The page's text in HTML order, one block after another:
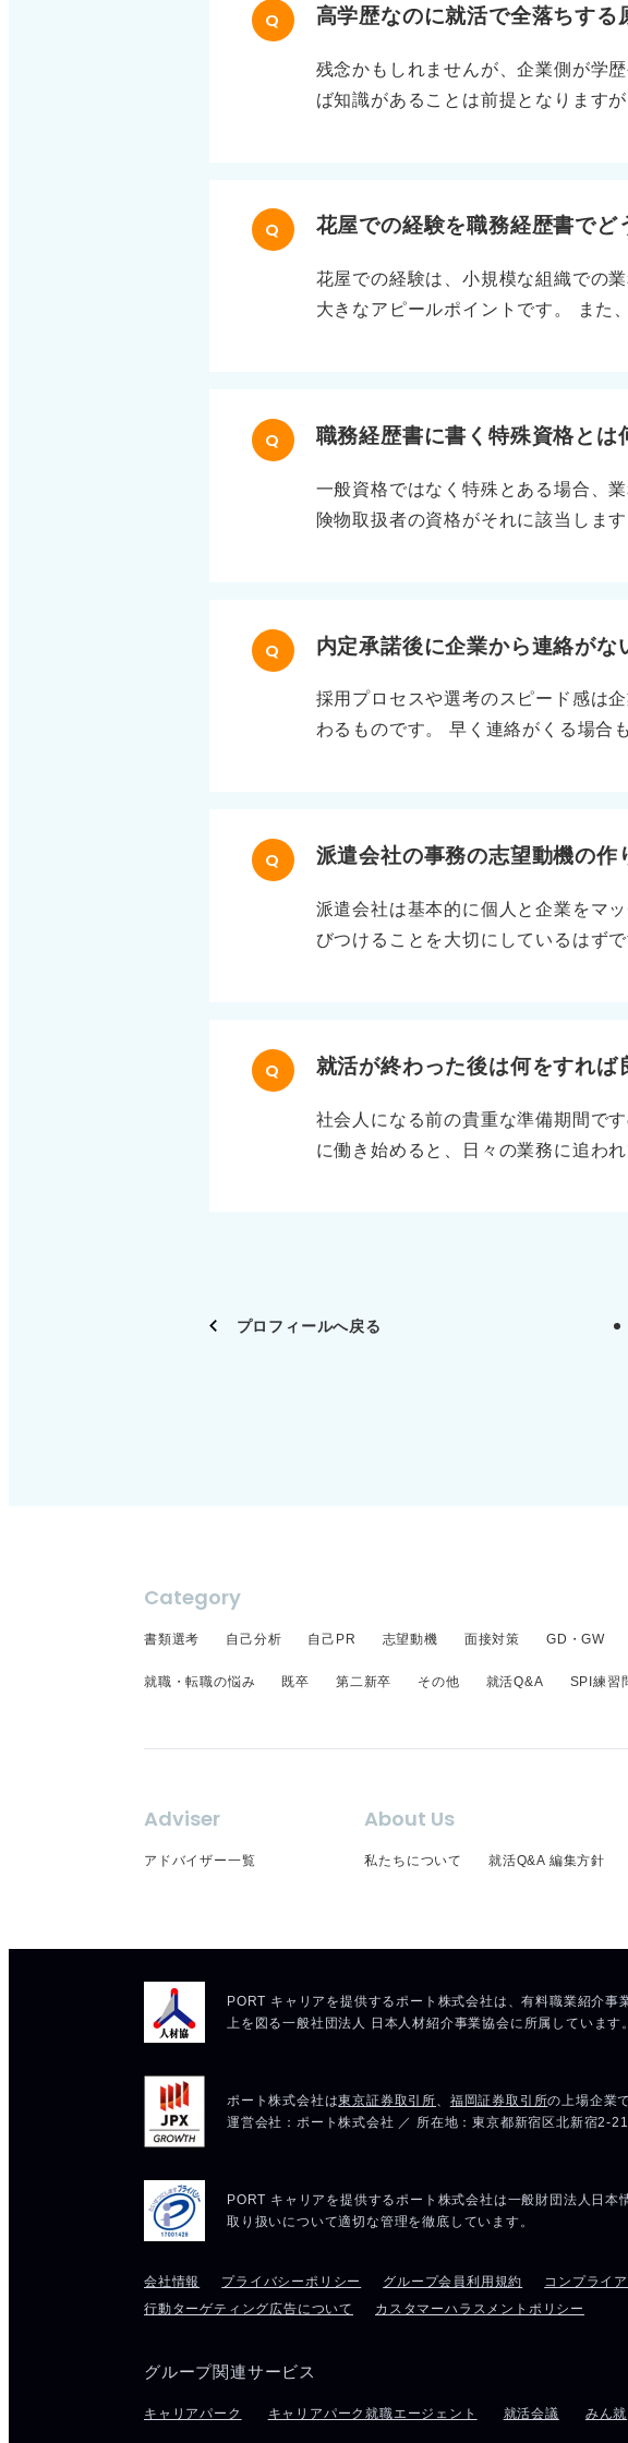
Q 高学歴なのに就活で全落ちする
残念かもしれませんが、企業側が学
ば知識があることは前提となります
働した経験や、学んだことをどう行
す。 一人で完結する成果だけでなく
識だけでなく行動もともなう人だ」
Q 花屋での経験を職務経歴書でど
花屋での経験は、小規模な組織での
大きなアピールポイントです。 また
い換えるのが重要 書き方のコツは、
上目標の達成率や管理した在庫数な
なります。 専門的な経験をそのまま
Q 職務経歴書に書く特殊資格とは
一般資格ではなく特殊とある場合、
険物取扱者の資格がそれに該当しま
実務での活用実績を伝えよう！ アピ
えて伝えると効果的です。 特殊資格
の背景にあるストーリーを面接官は
Q 内定承諾後に企業から連絡がな
採用プロセスや選考のスピード感は
わるものです。 早く連絡がくる場合
だ、どうしても不安であれば、前回
てください。 たとえば、「御社に対
けませんか」や「今後のスケジュー
Q 派遣会社の事務の志望動機の作
派遣会社は基本的に個人と企業をマ
びつけることを大切にしているはず
と漠然とした印象にならず説得力が
かを勧誘した」「人と人を紹介して
あれば、それをエピソードとして加
Q 就活が終わった後は何をすれば
社会人になる前の貴重な準備期間で
に働き始めると、日々の業務に追わ
として最高のスタートダッシュを切
ょう。 「学生時代にやり切った」と
プロフィールへ戻る
Category
書類選考 自己分析 自己PR 志望動機 面接対策 GD・GW
就職・転職の悩み 既卒 第二新卒 その他 就活Q&A SPI練習
Adviser
アドバイザー一覧
About Us
私たちについて 就活Q&A 編集方針
会社情報 プライバシーポリシー グループ会員利用規約 コンプライ
行動ターゲティング広告について
カスタマーハラスメントポリシー